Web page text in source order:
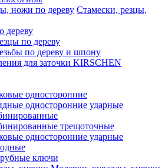
Стамески, резцы,
дереву
по дереву
по дереву и шпону
для заточки KIRSCHEN
односторонние
односторонние ударные
трещоточные
односторонние ударные
ключи